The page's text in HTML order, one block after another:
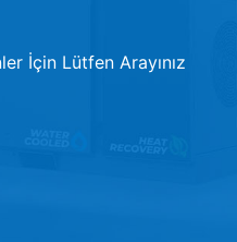
İçin Lütfen Arayınız